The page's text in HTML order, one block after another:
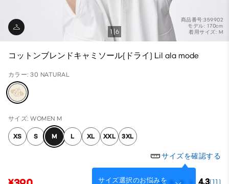
商品番号:359902
モデル: 170cm
着用サイズ: M
1 6
コットンブレンドキャミソール(ドライ) Lil ala mode
カラー: 30 NATURAL
サイズ: WOMEN M
XS S M L XL XXL 3XL
サイズを確認する
サイズ選択のお悩みを
4.3(11)